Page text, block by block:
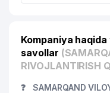
Kompaniya
savollar
RIVOJLANTIRISH
❓
SAMARQAND